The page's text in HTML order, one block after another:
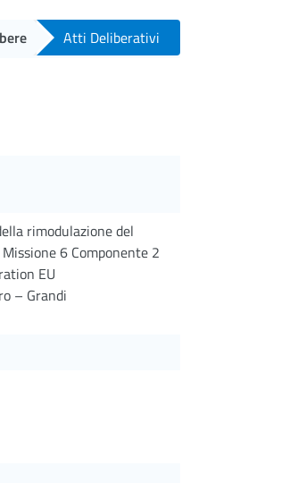
Atti Deliberativi
rimodulazione del
6 Componente 2
EU
– Grandi